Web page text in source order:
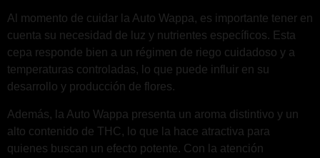
Al momento de cuidar la Auto Wappa, es importante tener en
cuenta su necesidad de luz y nutrientes específicos. Esta
cepa responde bien a un régimen de riego cuidadoso y a
temperaturas controladas, lo que puede influir en su
desarrollo y producción de flores.
Además, la Auto Wappa presenta un aroma distintivo y un
alto contenido de THC, lo que la hace atractiva para
quienes buscan un efecto potente. Con la atención